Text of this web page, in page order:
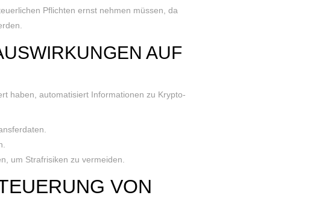
Pflichten ernst nehmen müssen, da
AUF
haben, automatisiert Informationen zu Krypto-
um Strafrisiken zu vermeiden.
VON